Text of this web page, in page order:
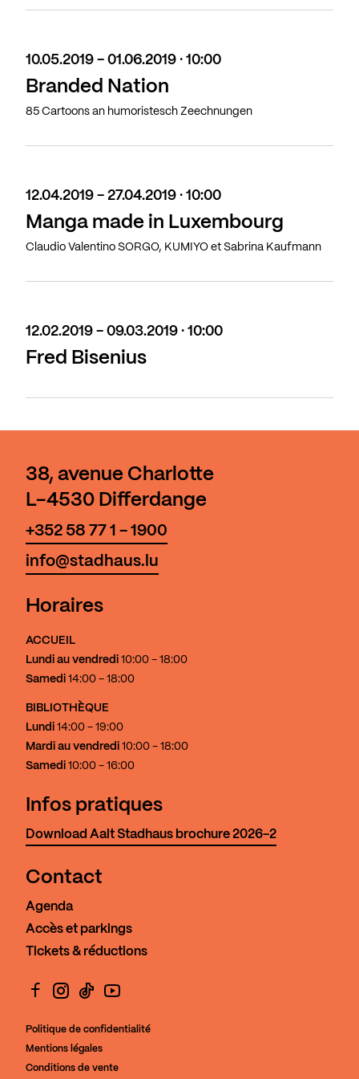
10.05.2019 - 01.06.2019 · 10:00
Branded Nation
85 Cartoons an humoristesch Zeechnungen
12.04.2019 - 27.04.2019 · 10:00
Manga made in Luxembourg
Claudio Valentino SORGO, KUMIYO et Sabrina Kaufmann
12.02.2019 - 09.03.2019 · 10:00
Fred Bisenius
38, avenue Charlotte
L-4530 Differdange
+352 58 77 1 - 1900
info@stadhaus.lu
Horaires
ACCUEIL
Lundi au vendredi 10:00 - 18:00
Samedi 14:00 - 18:00
BIBLIOTHÈQUE
Lundi 14:00 - 19:00
Mardi au vendredi 10:00 - 18:00
Samedi 10:00 - 16:00
Infos pratiques
Download Aalt Stadhaus brochure 2026-2
Contact
Agenda
Accès et parkings
Tickets & réductions
Politique de confidentialité
Mentions légales
Conditions de vente